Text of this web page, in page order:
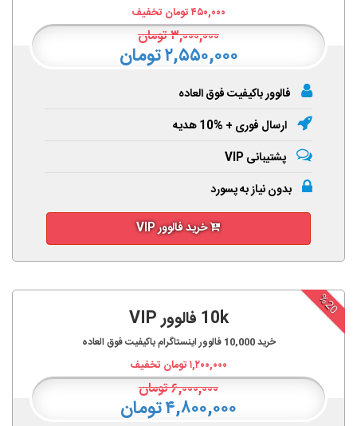
۴۵۰,۰۰۰تومان تخفیف
۳,۰۰۰,۰۰۰تومان
۲,۵۵۰,۰۰۰ تومان
فالوور باکیفیت فوق العاده
ارسال فوری + %10 هدیه
پشتیبانی VIP
بدون نیاز به پسورد
خرید فالوور VIP
%20
10k فالوور VIP
خرید10,000 فالوور اینستاگرام باکیفیت فوق العاده
۱,۲۰۰,۰۰۰تومان تخفیف
۶,۰۰۰,۰۰۰تومان
۴,۸۰۰,۰۰۰ تومان